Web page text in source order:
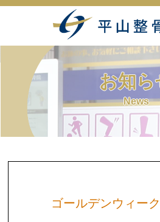
ホーム
施術案内
症状別
お知ら
News
ゴールデンウィー